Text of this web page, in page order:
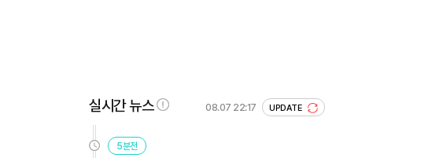
실시간 뉴스 08.07 22:17 UPDATE
5분전